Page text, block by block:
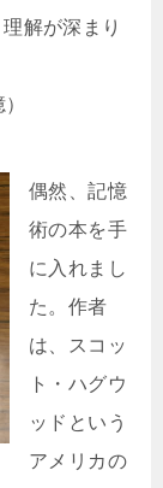
解が深まり
偶然、記憶
術の本を手
に入れまし
た。作者
は、スコッ
ト・ハグウ
ッドという
アメリカの